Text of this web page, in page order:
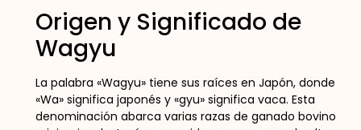
Origen y Significado de
Wagyu
La palabra «Wagyu» tiene sus raíces en Japón, donde
«Wa» significa japonés y «gyu» significa vaca. Esta
denominación abarca varias razas de ganado bovino